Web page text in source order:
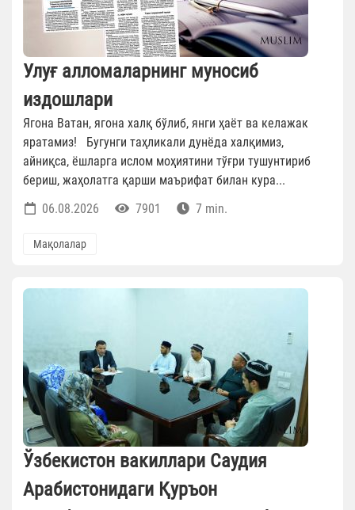
Улуғ алломаларнинг муносиб
издошлари
Ягона Ватан, ягона халқ бўлиб, янги ҳаёт ва келажак
яратамиз! Бугунги таҳликали дунёда халқимиз,
айниқса, ёшларга ислом моҳиятини тўғри тушунтириб
бериш, жаҳолатга қарши маърифат билан кура...
06.08.2026
7901 7 min.
Мақолалар
Ўзбекистон вакиллари Саудия
Арабистонидаги Қуръон